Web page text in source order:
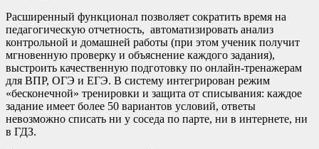
Расширенный функционал позволяет сократить время на
педагогическую отчетность, автоматизировать анализ
контрольной и домашней работы (при этом ученик получит
мгновенную проверку и объяснение каждого задания),
выстроить качественную подготовку по онлайн-тренажерам
для ВПР, ОГЭ и ЕГЭ. В систему интегрирован режим
«бесконечной» тренировки и защита от списывания: каждое
задание имеет более 50 вариантов условий, ответы
невозможно списать ни у соседа по парте, ни в интернете, ни
в ГДЗ.